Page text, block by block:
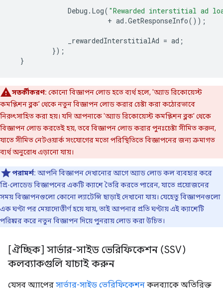
Debug . Log( "Rewarded interstitial ad
+ ad .GetResponseInfo());
_rewardedInterstitialAd = ad ;
});
}
সতর্কীকরণ: কোনো বিজ্ঞাপন লোড হতে ব্যর্থ হলে, 'অ্যাড রিকোয়েস্ট
কমপ্লিশন ব্লক' থেকে নতুন বিজ্ঞাপন লোড করার চেষ্টা করা কঠোরভাবে
নিরুৎসাহিত করা হয়। যদি আপনাকে 'অ্যাড রিকোয়েস্ট কমপ্লিশন ব্লক' থেকে
বিজ্ঞাপন লোড করতেই হয়, তবে বিজ্ঞাপন লোড করার পুনঃচেষ্টা সীমিত করুন,
যাতে সীমিত নেটওয়ার্ক সংযোগের মতো পরিস্থিতিতে বিজ্ঞাপনের জন্য ক্রমাগত
ব্যর্থ অনুরোধ এড়ানো যায়।
পরামর্শ: আপনি বিজ্ঞাপন দেখানোর আগে অ্যাড লোড কল ব্যবহার করে
প্রি-লোডেড বিজ্ঞাপনের একটি ক্যাশে তৈরি করতে পারেন, যাতে প্রয়োজনের
সময় বিজ্ঞাপনগুলো কোনো ল্যাটেন্সি ছাড়াই দেখানো যায়। যেহেতু বিজ্ঞাপনগুলো
এক ঘণ্টা পর মেয়াদোত্তীর্ণ হয়ে যায়, তাই আপনার প্রতি ঘণ্টায় এই ক্যাশেটি
পরিষ্কার করে নতুন বিজ্ঞাপন দিয়ে পুনরায় লোড করা উচিত।
[ঐচ্ছিক] সার্ভার-সাইড ভেরিফিকেশন (SSV)
কলব্যাকগুলি যাচাই করুন
যেসব অ্যাপের সার্ভার-সাইড ভেরিফিকেশন কলব্যাকে অতিরিক্ত